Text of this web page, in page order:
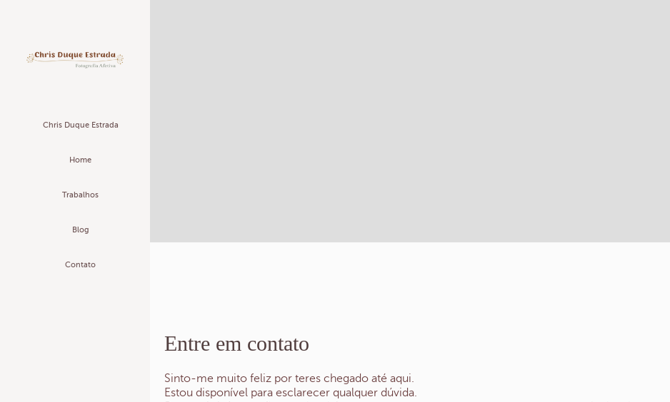
Chris Duque Estrada
Home
Trabalhos
Blog
Contato
Entre em contato
Sinto-me muito feliz por teres chegado até aqui.
Estou disponível para esclarecer qualquer dúvida.